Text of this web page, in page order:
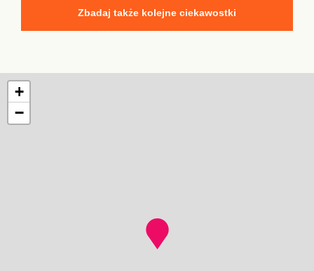
Zbadaj także kolejne ciekawostki
+
−